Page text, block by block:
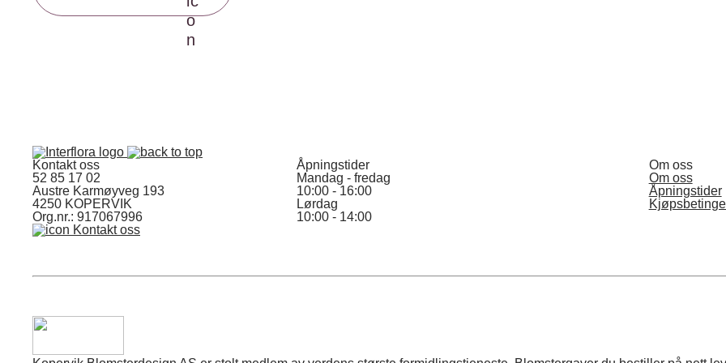
Kontakt oss
52 85 17 02
Austre Karmøyveg 193
4250 KOPERVIK
Org.nr.: 917067996
Kontakt oss
Åpningstider
Mandag - fredag
10:00 - 16:00
Lørdag
10:00 - 14:00
Om oss
Om oss
Åpningstider